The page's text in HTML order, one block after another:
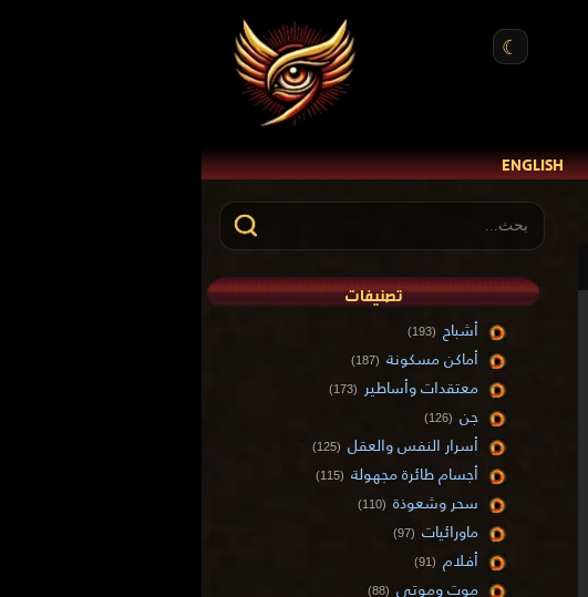
☾
ENGLISH
تصنيفات
أشباح (193)
أماكن مسكونة (187)
معتقدات وأساطير (173)
جن (126)
أسرار النفس والعقل (125)
أجسام طائرة مجهولة (115)
سحر وشعوذة (110)
ماورائيات (97)
أفلام (91)
موت وموتى (88)